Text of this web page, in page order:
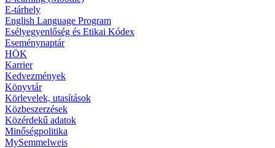
E-tárhely
English Language Program
Esélyegyenlőség és Etikai Kódex
Eseménynaptár
HÖK
Karrier
Kedvezmények
Könyvtár
Körlevelek, utasítások
Közbeszerzések
Közérdekű adatok
Minőségpolitika
MySemmelweis